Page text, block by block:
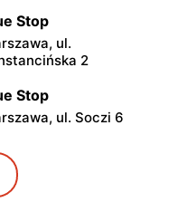
Stop
ul.
2
Stop
ul. Soczi 6
Stop
ul. Okrężna 38